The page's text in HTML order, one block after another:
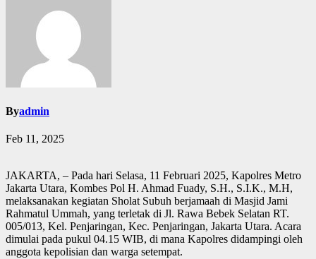
Byadmin
Feb 11, 2025
JAKARTA, – Pada hari Selasa, 11 Februari 2025, Kapolres Metro
Jakarta Utara, Kombes Pol H. Ahmad Fuady, S.H., S.I.K., M.H,
melaksanakan kegiatan Sholat Subuh berjamaah di Masjid Jami
Rahmatul Ummah, yang terletak di Jl. Rawa Bebek Selatan RT.
005/013, Kel. Penjaringan, Kec. Penjaringan, Jakarta Utara. Acara
dimulai pada pukul 04.15 WIB, di mana Kapolres didampingi oleh
anggota kepolisian dan warga setempat.